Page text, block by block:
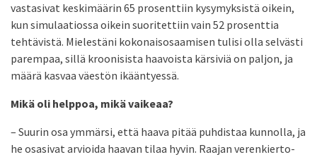
vastasivat keskimäärin 65 prosenttiin kysymyksistä oikein,
kun simulaatiossa oikein suoritettiin vain 52 prosenttia
tehtävistä. Mielestäni kokonaisosaamisen tulisi olla selvästi
parempaa, sillä kroonisista haavoista kärsiviä on paljon, ja
määrä kasvaa väestön ikääntyessä.
Mikä oli helppoa, mikä vaikeaa?
– Suurin osa ymmärsi, että haava pitää puhdistaa kunnolla, ja
he osasivat arvioida haavan tilaa hyvin. Raajan verenkierto-